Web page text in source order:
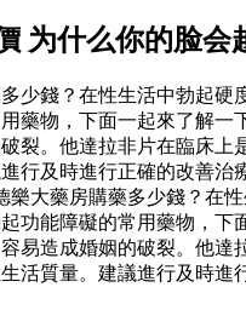
为什么你的脸
少錢？在性生活中勃起
藥物，下面一起來了解
裂。他達拉非片在臨床
行及時進行正確的改善
樂大藥房購藥多少錢？在
功能障礙的常用藥物，
易造成婚姻的破裂。他
活質量。建議進行及時